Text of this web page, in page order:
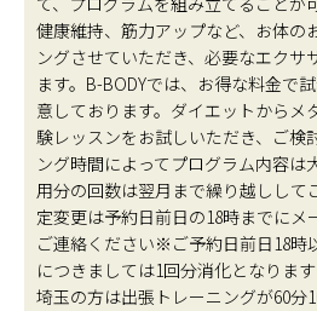
健康維持、筋力アップなど、お体の
ングさせていただき、必要なエクサ
ます。B-BODYでは、お得な料金で
意しております。ダイエットからメ
験レッスンをお試しいただき、ご
ング時間によってプログラム内容
用分の回数は翌月まで繰り越しし
定変更は予約日前日の18時までにメ
ご連絡ください※ご予約日前日18時
につきましては1回分消化となりま
埼玉の方は出張トレーニングが60分